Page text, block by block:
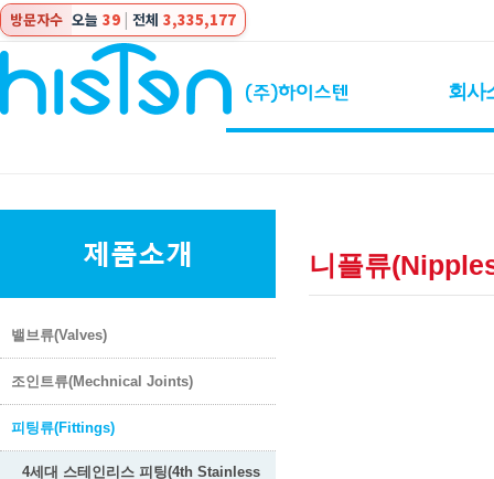
방문자수 오늘 39 | 전체 3,335,177
회사
밸브류(Valves)
조인트류(Mechnical Joints)
피팅류(Fittings)
4세대 스테인리스 피팅(4th Stainless
니플류